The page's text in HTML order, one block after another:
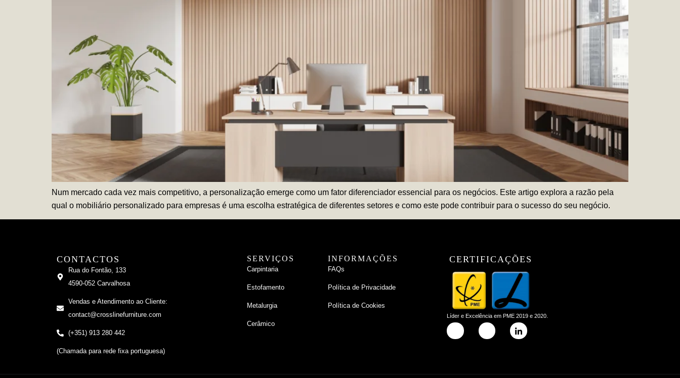
Num mercado cada vez mais competitivo, a personalização emerge como um fator diferenciador essencial para os negócios. Este artigo explora a razão pela
qual o mobiliário personalizado para empresas é uma escolha estratégica de diferentes setores e como este pode contribuir para o sucesso do seu negócio.
CONTACTOS
Rua do Fontão, 133
4590-052 Carvalhosa
Vendas e Atendimento ao Cliente:
contact@crosslinefurniture.com
(+351) 913 280 442
(Chamada para rede fixa portuguesa)
SERVIÇOS
Carpintaria
Estofamento
Metalurgia
Cerâmico
INFORMAÇÕES
FAQs
Política de Privacidade
Política de Cookies
CERTIFICAÇÕES
Líder e Excelência em PME 2019 e 2020.